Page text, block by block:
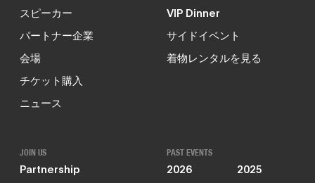
スピーカー
パートナー企業
会場
チケット購入
ニュース
VIP Dinner
サイドイベント
着物レンタルを見る
JOIN US
Partnership
PAST EVENTS
2026
2025